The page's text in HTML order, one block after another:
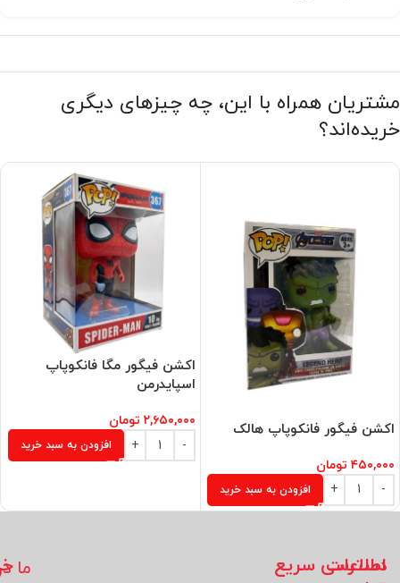
مشتریان همراه با این، چه چیزهای دیگری
خریده‌اند؟
اکشن فیگور فانکوپاپ هالک
۴۵۰,۰۰۰ تومان
افزودن به سبد خرید
اکشن فیگور مگا فانکوپاپ
اسپایدرمن
۲,۶۵۰,۰۰۰ تومان
افزودن به سبد خرید
اطلاعات
دسترسی سریع
ما